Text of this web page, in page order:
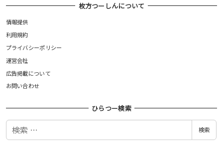
枚方つーしんについて
情報提供
利用規約
プライバシーポリシー
運営会社
広告掲載について
お問い合わせ
ひらつー検索
検
検索